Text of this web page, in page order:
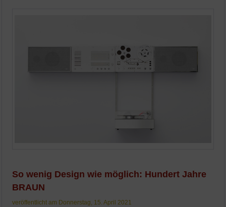
So wenig Design wie möglich: Hundert Jahre
BRAUN
veröffentlicht am Donnerstag, 15. April 2021